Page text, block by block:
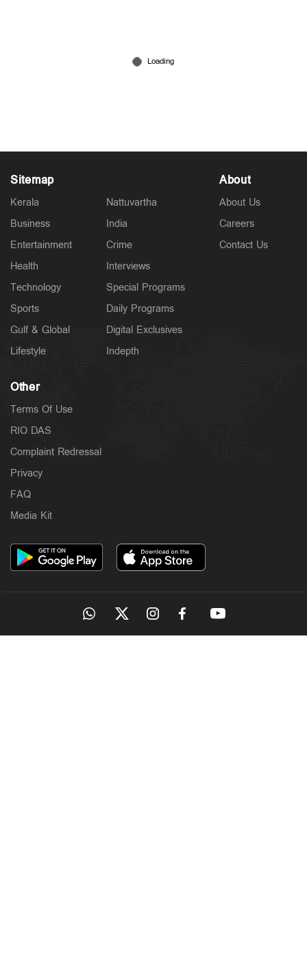
Sitemap
Kerala
Business
Entertainment
Health
Technology
Sports
Gulf & Global
Lifestyle
Nattuvartha
India
Crime
Interviews
Special Programs
Daily Programs
Digital Exclusives
Indepth
About
About Us
Careers
Contact Us
Other
Terms Of Use
RIO DAS
Complaint Redressal
Privacy
FAQ
Media Kit